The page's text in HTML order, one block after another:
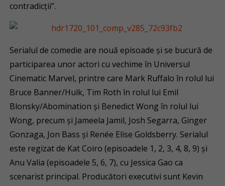
contradicții”.
Serialul de comedie are nouă episoade și se bucură de
participarea unor actori cu vechime în Universul
Cinematic Marvel, printre care Mark Ruffalo în rolul lui
Bruce Banner/Hulk, Tim Roth în rolul lui Emil
Blonsky/Abomination și Benedict Wong în rolul lui
Wong, precum și Jameela Jamil, Josh Segarra, Ginger
Gonzaga, Jon Bass și Renée Elise Goldsberry. Serialul
este regizat de Kat Coiro (episoadele 1, 2, 3, 4, 8, 9) și
Anu Valia (episoadele 5, 6, 7), cu Jessica Gao ca
scenarist principal. Producători executivi sunt Kevin